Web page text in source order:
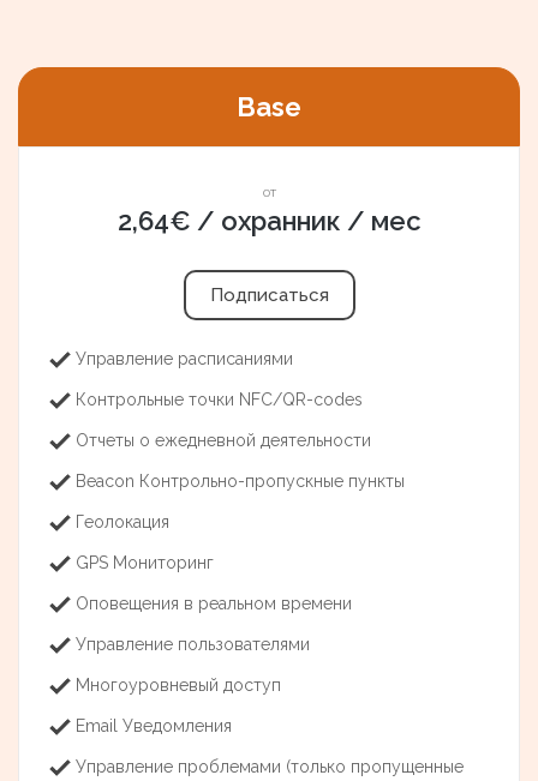
Base
от
2,64€ / охранник / мес
Подписаться
Управление расписаниями
Контрольные точки NFC/QR-codes
Отчеты о ежедневной деятельности
Beacon Контрольно-пропускные пункты
Геолокация
GPS Мониторинг
Оповещения в реальном времени
Управление пользователями
Многоуровневый доступ
Email Уведомления
Управление проблемами (только пропущенные